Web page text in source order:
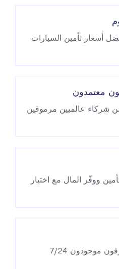
أسعار تأمين السيارات
معتمدون
من شركاء عالميين مرموقين
ووفّر المال مع اختيار
خبراؤنا المحترفون موجودون 7/24